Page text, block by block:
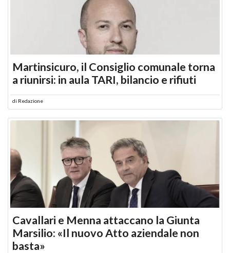
Martinsicuro, il Consiglio comunale torna
a riunirsi: in aula TARI, bilancio e rifiuti
di Redazione
Cavallari e Menna attaccano la Giunta
Marsilio: «Il nuovo Atto aziendale non
basta»